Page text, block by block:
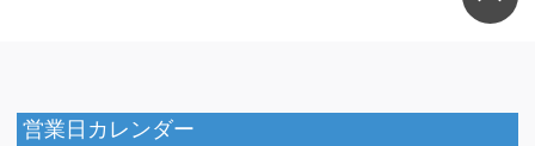
営業日カレンダー